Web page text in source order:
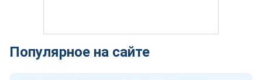
Популярное на сайте